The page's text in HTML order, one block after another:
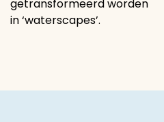
getransformeerd worden
in ‘waterscapes’.